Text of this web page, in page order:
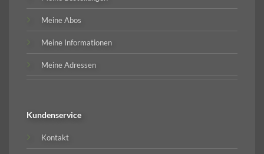
Meine Abos
Meine Informationen
Meine Adressen
Kundenservice
Kontakt